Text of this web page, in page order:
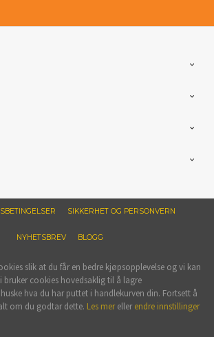
SIKKERHET OG PERSONVERN
NYHETSBREV BLOGG
slik at du får en bedre kjøpsopplevelse og vi kan
bruker cookies hovedsaklig til å lagre
hva du har puttet i handlekurven din. Fortsett å
om du godtar dette. Les merellerendre innstillinger